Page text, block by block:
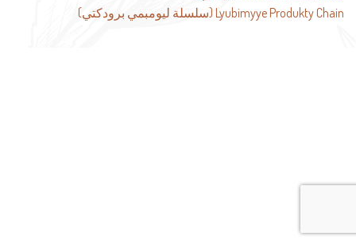
المقالات
Lyubimyye Produkty Chain (سلسلة ليومبمي برودكتي)